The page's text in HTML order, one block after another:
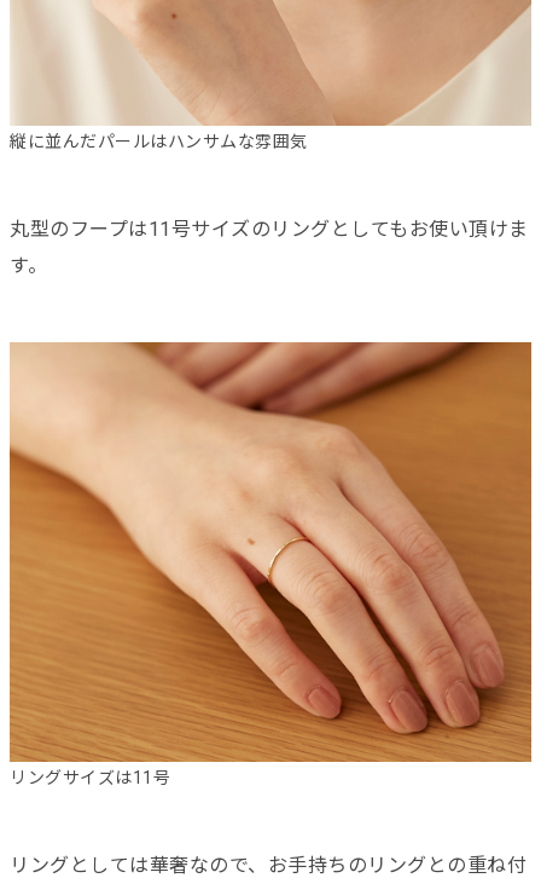
縦に並んだパールはハンサムな雰囲気
丸型のフープは11号サイズのリングとしてもお使い頂けま
す。
リングサイズは11号
リングとしては華奢なので、お手持ちのリングとの重ね付